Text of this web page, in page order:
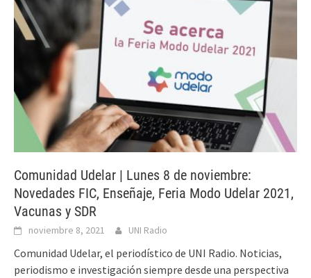
Comunidad Udelar | Lunes 8 de noviembre:
Novedades FIC, Enseñaje, Feria Modo Udelar 2021,
Vacunas y SDR
noviembre 8, 2021 UNI Radio
Comunidad Udelar, el periodístico de UNI Radio. Noticias,
periodismo e investigación siempre desde una perspectiva